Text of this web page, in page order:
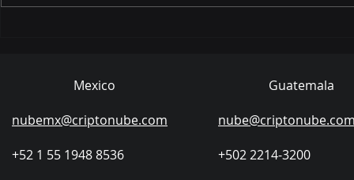
Mexico
nubemx@criptonube.com
+52 1 55 1948 8536​
Guatemala
​+502 2214-3200